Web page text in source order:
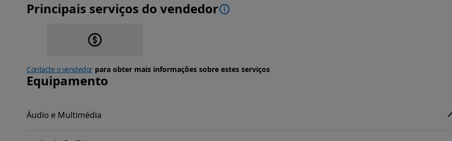
Principais serviços do vendedor
Contacte o vendedorpara obter mais informações sobre estes serviços
Equipamento
Áudio e Multimédia